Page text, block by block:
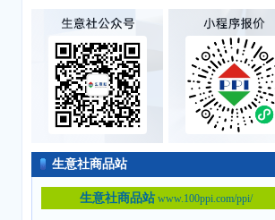
生意社商品站
生意社商品站www.100ppi.com/ppi/